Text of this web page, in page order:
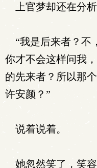
上官梦却还在分析
“我是后来者？不
你才不会这样问我
的先来者？所以那
许安颜？”
说着说着。
她忽然笑了，笑